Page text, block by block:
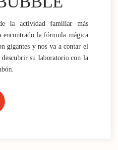
la actividad familiar más
la fórmula mágica
gigantes y nos va a contar el
su laboratorio con la